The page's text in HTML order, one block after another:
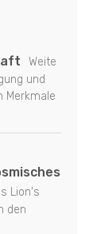
Weite
und
Merkmale
Lion's
den